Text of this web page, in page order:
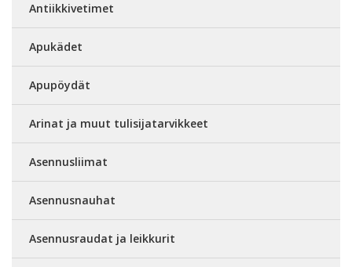
Antiikkivetimet
Apukädet
Apupöydät
Arinat ja muut tulisijatarvikkeet
Asennusliimat
Asennusnauhat
Asennusraudat ja leikkurit